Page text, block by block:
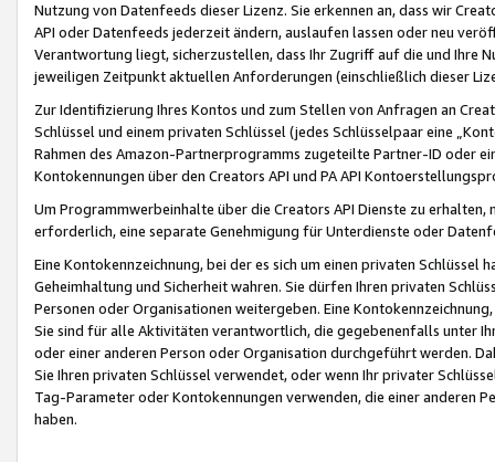
Nutzung von Datenfeeds dieser Lizenz. Sie erkennen an, dass wir
API oder Datenfeeds jederzeit ändern, auslaufen lassen oder neu
Verantwortung liegt, sicherzustellen, dass Ihr Zugriff auf die und Ihre
jeweiligen Zeitpunkt aktuellen Anforderungen (einschließlich dieser
Zur Identifizierung Ihres Kontos und zum Stellen von Anfragen an
Schlüssel und einem privaten Schlüssel (jedes Schlüsselpaar eine
Rahmen des Amazon-Partnerprogramms zugeteilte Partner-ID oder
Kontokennungen über den Creators API und PA API
Um Programmwerbeinhalte über die Creators API Dienste zu
erforderlich, eine separate Genehmigung für Unterdienste oder
Eine Kontokennzeichnung, bei der es sich um einen privaten
Geheimhaltung und Sicherheit wahren. Sie dürfen Ihren privaten
Personen oder Organisationen weitergeben. Eine
Sie sind für alle Aktivitäten verantwortlich, die gegebenenfalls unter
oder einer anderen Person oder Organisation durchgeführt werden.
Sie Ihren privaten Schlüssel verwendet, oder wenn Ihr privater
Tag-Parameter oder Kontokennungen verwenden, die einer anderen
haben.